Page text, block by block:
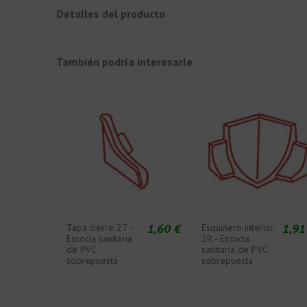
Detalles del producto
También podría interesarle
Tapa cierre 2T -
Escocia sanitaria
de PVC
sobrepuesta
1,60 €
Esquinero interior
2R - Escocia
sanitaria de PVC
sobrepuesta